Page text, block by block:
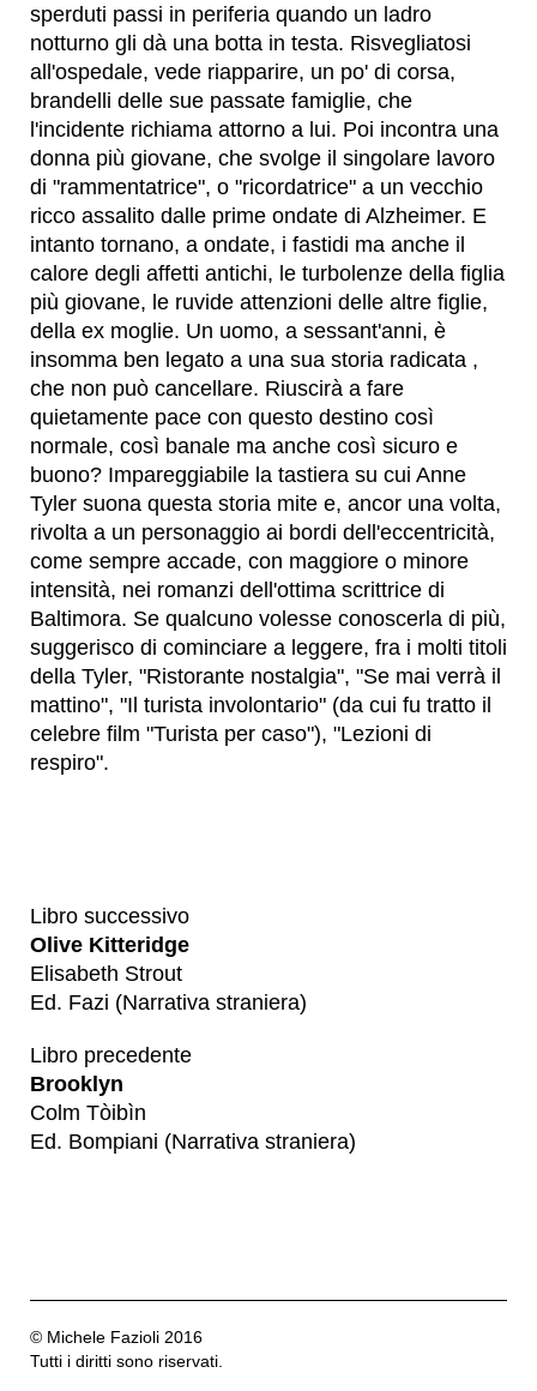
sperduti passi in periferia quando un ladro
notturno gli dà una botta in testa. Risvegliatosi
all'ospedale, vede riapparire, un po' di corsa,
brandelli delle sue passate famiglie, che
l'incidente richiama attorno a lui. Poi incontra una
donna più giovane, che svolge il singolare lavoro
di "rammentatrice", o "ricordatrice" a un vecchio
ricco assalito dalle prime ondate di Alzheimer. E
intanto tornano, a ondate, i fastidi ma anche il
calore degli affetti antichi, le turbolenze della figlia
più giovane, le ruvide attenzioni delle altre figlie,
della ex moglie. Un uomo, a sessant'anni, è
insomma ben legato a una sua storia radicata ,
che non può cancellare. Riuscirà a fare
quietamente pace con questo destino così
normale, così banale ma anche così sicuro e
buono? Impareggiabile la tastiera su cui Anne
Tyler suona questa storia mite e, ancor una volta,
rivolta a un personaggio ai bordi dell'eccentricità,
come sempre accade, con maggiore o minore
intensità, nei romanzi dell'ottima scrittrice di
Baltimora. Se qualcuno volesse conoscerla di più,
suggerisco di cominciare a leggere, fra i molti titoli
della Tyler, "Ristorante nostalgia", "Se mai verrà il
mattino", "Il turista involontario" (da cui fu tratto il
celebre film "Turista per caso"), "Lezioni di
respiro".
Libro successivo
Olive Kitteridge
Elisabeth Strout
Ed. Fazi (Narrativa straniera)
Libro precedente
Brooklyn
Colm Tòibìn
Ed. Bompiani (Narrativa straniera)
© Michele Fazioli 2016
Tutti i diritti sono riservati.